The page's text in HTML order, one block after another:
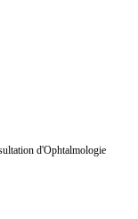
d'Ophtalmologie